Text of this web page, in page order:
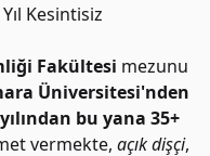
Kesintisiz
Fakültesi mezunu
Üniversitesi'nden
bu yana 35+
vermekte, açık dişçi,